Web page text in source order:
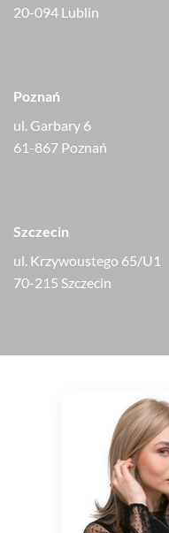
20-094 Lublin
Poznań
ul. Garbary 6
61-867 Poznań
Szczecin
ul. Krzywoustego 65/U1
70-215 Szczecin